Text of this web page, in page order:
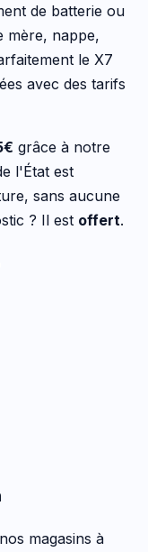
de batterie ou
mère, nappe,
le X7
avec des tarifs
€ grâce à notre
l'État est
sans aucune
? Il est offert.
magasins à